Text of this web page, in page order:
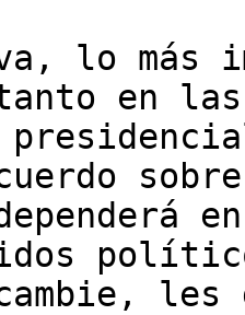
lo más
en